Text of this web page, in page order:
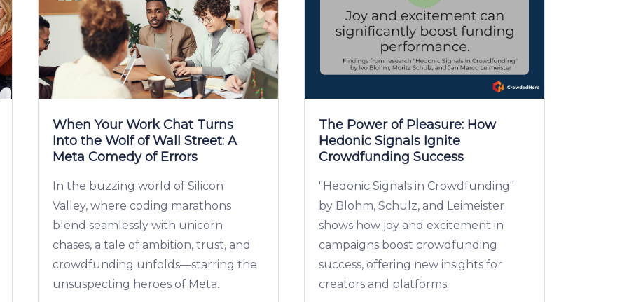
When Your Work Chat Turns
Into the Wolf of Wall Street: A
Meta Comedy of Errors
In the buzzing world of Silicon
Valley, where coding marathons
blend seamlessly with unicorn
chases, a tale of ambition, trust, and
crowdfunding unfolds—starring the
unsuspecting heroes of Meta.
The Power of Pleasure: How
Hedonic Signals Ignite
Crowdfunding Success
"Hedonic Signals in Crowdfunding"
by Blohm, Schulz, and Leimeister
shows how joy and excitement in
campaigns boost crowdfunding
success, offering new insights for
creators and platforms.